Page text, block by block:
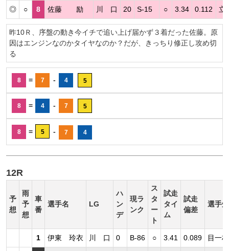
◎ ○ 8 佐藤 励 川 口 20 S-15 ○ 3.34 0.112 立
昨10Ｒ、序盤の動き今イチで追い上げ届かず３着だった佐藤。原
因はエンジンなのかタイヤなのか？だが、きっちり修正し攻め切
る
8 = 7 - 4 5
8 = 4 - 7 5
8 = 5 - 7 4
12R
予
想
雨
予
想
車
番
選手名 LG
ハ
ン
デ
現ラ
ンク
ス
タ
ー
ト
試走
タイ
ム
試走
偏差
選手
1 伊東 玲衣 川 口 0 B-86 ○ 3.41 0.089 目一